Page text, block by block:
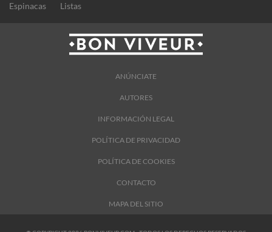
Espinacas Listas
ANÚNCIATE
AUTORES
INFORMACIÓN LEGAL
POLÍTICA DE PRIVACIDAD
POLÍTICA DE COOKIES
CONTACTO
MAPA DEL SITIO